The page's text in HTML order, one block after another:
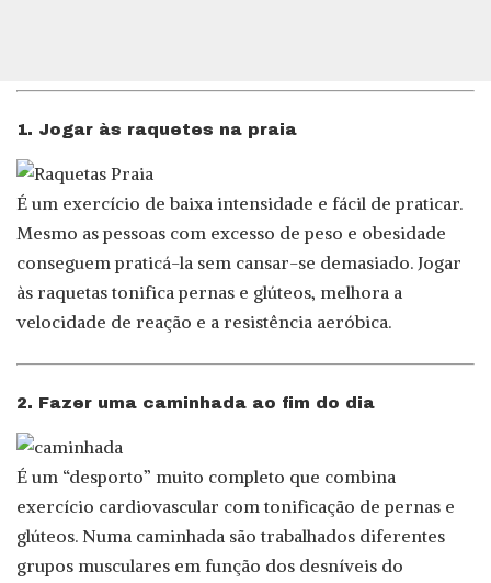
1. Jogar às raquetes na praia
É um exercício de baixa intensidade e fácil de praticar.
Mesmo as pessoas com excesso de peso e obesidade
conseguem praticá-la sem cansar-se demasiado. Jogar
às raquetas tonifica pernas e glúteos, melhora a
velocidade de reação e a resistência aeróbica.
2. Fazer uma caminhada ao fim do dia
É um “desporto” muito completo que combina
exercício cardiovascular com tonificação de pernas e
glúteos. Numa caminhada são trabalhados diferentes
grupos musculares em função dos desníveis do